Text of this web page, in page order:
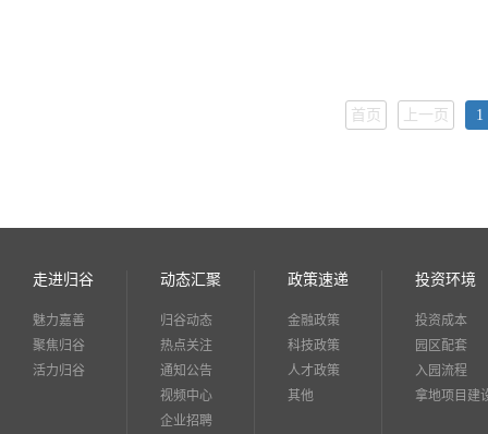
首页 上一页 1
走进归谷
魅力嘉善
聚焦归谷
活力归谷
动态汇聚
归谷动态
热点关注
通知公告
视频中心
企业招聘
政策速递
金融政策
科技政策
人才政策
其他
投资环境
投资成本
园区配套
入园流程
拿地项目建